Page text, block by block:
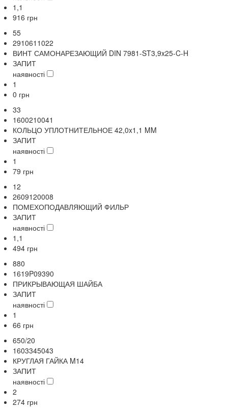
1,1
916 грн
55
2910611022
ВИНТ САМОНАРЕЗАЮЩИЙ DIN 7981-ST3,9x25-C-H
ЗАПИТ
наявності
1
0 грн
33
1600210041
КОЛЬЦО УПЛОТНИТЕЛЬНОЕ 42,0x1,1 MM
ЗАПИТ
наявності
1
79 грн
12
2609120008
ПОМЕХОПОДАВЛЯЮЩИЙ ФИЛЬР
ЗАПИТ
наявності
1,1
494 грн
880
1619P09390
ПРИКРЫВАЮЩАЯ ШАЙБА
ЗАПИТ
наявності
1
66 грн
650/20
1603345043
КРУГЛАЯ ГАЙКА M14
ЗАПИТ
наявності
2
274 грн